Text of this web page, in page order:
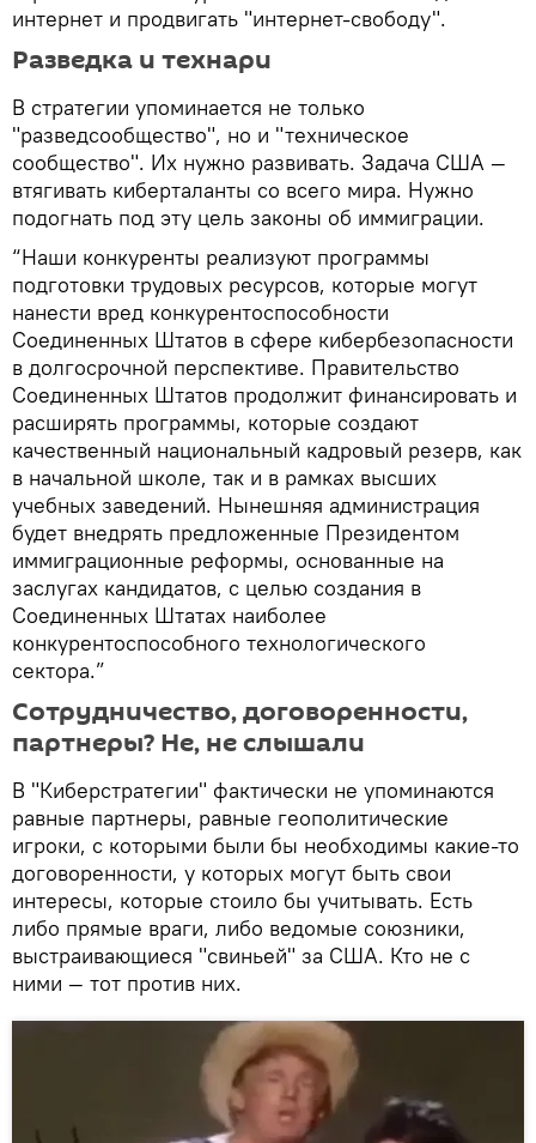
интернет и продвигать "интернет-свободу".
Разведка и технари
В стратегии упоминается не только
"разведсообщество", но и "техническое
сообщество". Их нужно развивать. Задача США —
втягивать киберталанты со всего мира. Нужно
подогнать под эту цель законы об иммиграции.
“Наши конкуренты реализуют программы
подготовки трудовых ресурсов, которые могут
нанести вред конкурентоспособности
Соединенных Штатов в сфере кибербезопасности
в долгосрочной перспективе. Правительство
Соединенных Штатов продолжит финансировать и
расширять программы, которые создают
качественный национальный кадровый резерв, как
в начальной школе, так и в рамках высших
учебных заведений. Нынешняя администрация
будет внедрять предложенные Президентом
иммиграционные реформы, основанные на
заслугах кандидатов, с целью создания в
Соединенных Штатах наиболее
конкурентоспособного технологического
сектора.”
Сотрудничество, договоренности,
партнеры? Не, не слышали
В "Киберстратегии" фактически не упоминаются
равные партнеры, равные геополитические
игроки, с которыми были бы необходимы какие-то
договоренности, у которых могут быть свои
интересы, которые стоило бы учитывать. Есть
либо прямые враги, либо ведомые союзники,
выстраивающиеся "свиньей" за США. Кто не с
ними — тот против них.